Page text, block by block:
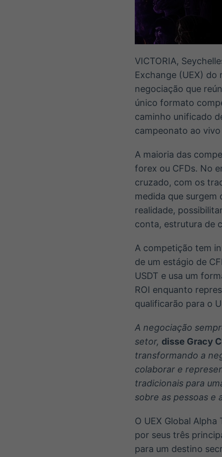
VICTORIA,
Exchange (UEX) do
negociação que
único formato
caminho unificado
campeonato ao
A maioria das
forex ou CFDs. No
cruzado, com os
medida que surgem
realidade,
conta, estrutura de
A competição tem
de um estágio de
USDT e usa um
ROI enquanto
qualificarão para o
A negociação
setor, disse Gracy
transformando a
colaborar e
tradicionais para
sobre as pessoas e
O UEX Global
por seus três
para um destino